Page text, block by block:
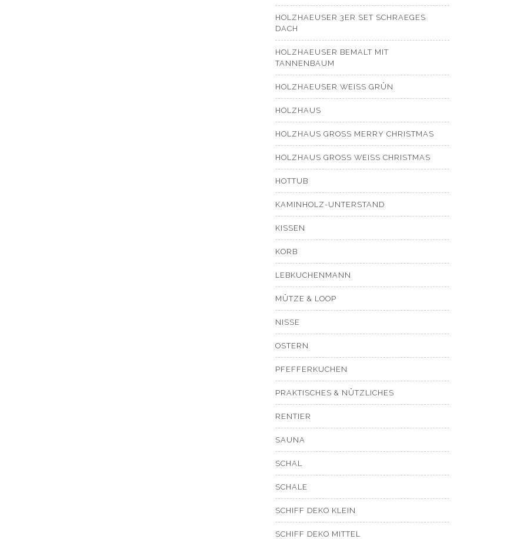
HOLZHAEUSER 3ER SET SCHRAEGES
DACH
HOLZHAEUSER BEMALT MIT
TANNENBAUM
HOLZHAEUSER WEISS GRÜN
HOLZHAUS
HOLZHAUS GROSS MERRY CHRISTMAS
HOLZHAUS GROSS WEISS CHRISTMAS
HOTTUB
KAMINHOLZ-UNTERSTAND
KISSEN
KORB
LEBKUCHENMANN
MÜTZE & LOOP
NISSE
OSTERN
PFEFFERKUCHEN
PRAKTISCHES & NÜTZLICHES
RENTIER
SAUNA
SCHAL
SCHALE
SCHIFF DEKO KLEIN
SCHIFF DEKO MITTEL